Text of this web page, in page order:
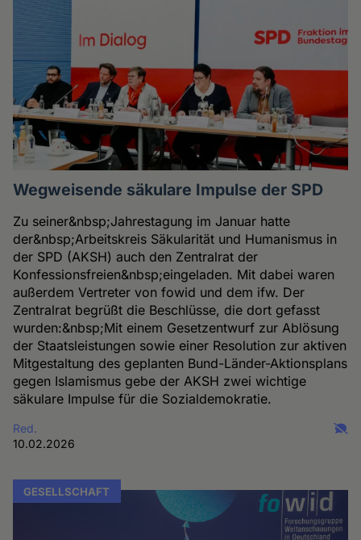
Wegweisende säkulare Impulse der SPD
Zu seiner&nbsp;Jahrestagung im Januar hatte
der&nbsp;Arbeitskreis Säkularität und Humanismus in
der SPD (AKSH) auch den Zentralrat der
Konfessionsfreien&nbsp;eingeladen. Mit dabei waren
außerdem Vertreter von fowid und dem ifw. Der
Zentralrat begrüßt die Beschlüsse, die dort gefasst
wurden:&nbsp;Mit einem Gesetzentwurf zur Ablösung
der Staatsleistungen sowie einer Resolution zur aktiven
Mitgestaltung des geplanten Bund-Länder-Aktionsplans
gegen Islamismus gebe der AKSH zwei wichtige
säkulare Impulse für die Sozialdemokratie.
Red.
10.02.2026
GESELLSCHAFT